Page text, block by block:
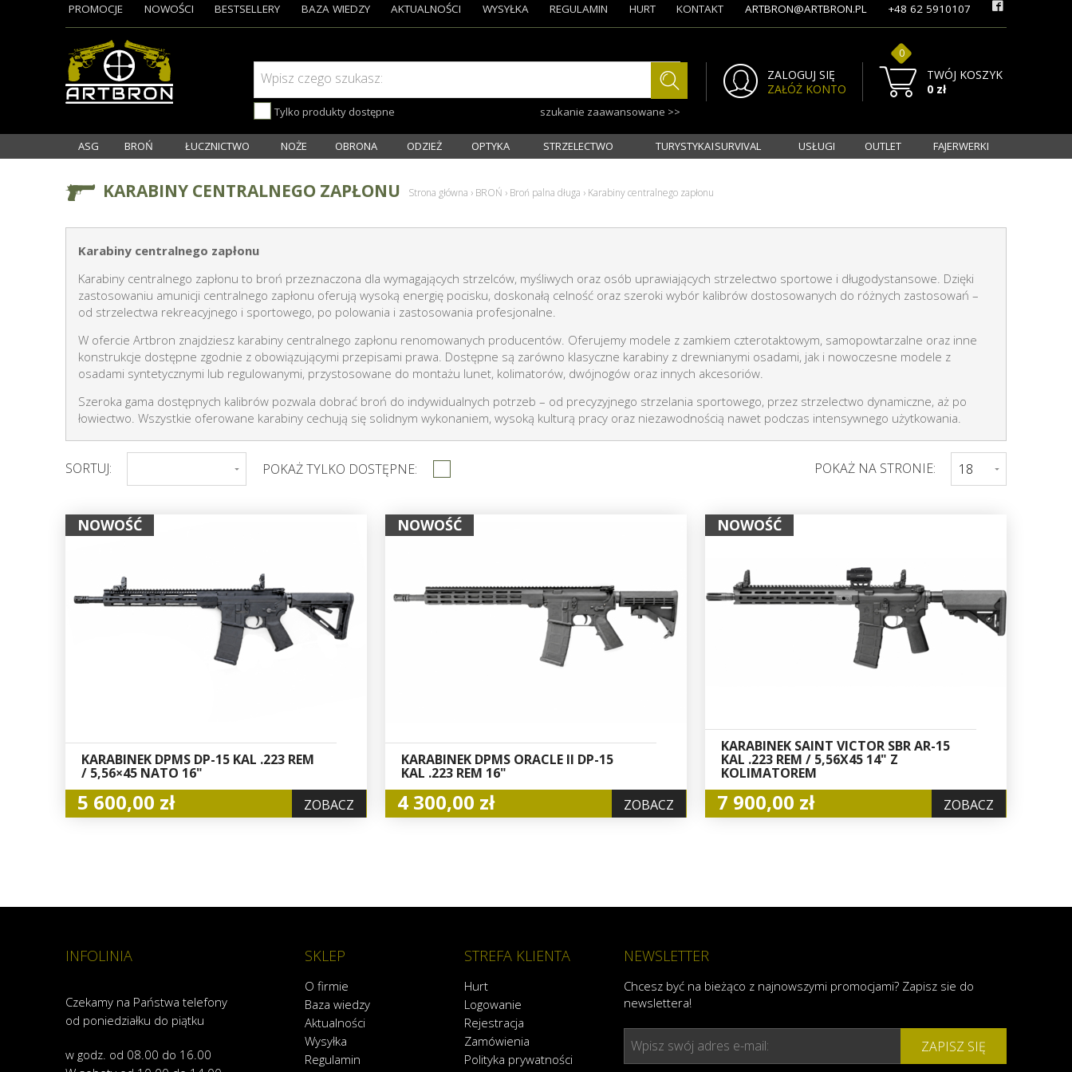
Wpisz czego szukasz:
Tylko produkty dostępne szukanie zaawansowane >>
ZALOGUJ SIĘ
ZAŁÓŻ KONTO
TWÓJ KOSZYK
0
0 zł
PROMOCJE NOWOŚCI BESTSELLERY BAZA WIEDZY AKTUALNOŚCI WYSYŁKA REGULAMIN HURT KONTAKT ARTBRON@ARTBRON.PL +48 62 5910107
ASG BROŃ ŁUCZNICTWO NOŻE OBRONA ODZIEŻ OPTYKA STRZELECTWO TURYSTYKA I SURVIVAL USŁUGI OUTLET FAJERWERKI
KARABINY CENTRALNEGO ZAPŁONU Strona główna › BROŃ › Broń palna długa › Karabiny centralnego zapłonu
Karabiny centralnego zapłonu
Karabiny centralnego zapłonu to broń przeznaczona dla wymagających strzelców, myśliwych oraz osób uprawiających strzelectwo sportowe i długodystansowe. Dzięki
zastosowaniu amunicji centralnego zapłonu oferują wysoką energię pocisku, doskonałą celność oraz szeroki wybór kalibrów dostosowanych do różnych zastosowań –
od strzelectwa rekreacyjnego i sportowego, po polowania i zastosowania profesjonalne.
W ofercie Artbron znajdziesz karabiny centralnego zapłonu renomowanych producentów. Oferujemy modele z zamkiem czterotaktowym, samopowtarzalne oraz inne
konstrukcje dostępne zgodnie z obowiązującymi przepisami prawa. Dostępne są zarówno klasyczne karabiny z drewnianymi osadami, jak i nowoczesne modele z
osadami syntetycznymi lub regulowanymi, przystosowane do montażu lunet, kolimatorów, dwójnogów oraz innych akcesoriów.
Szeroka gama dostępnych kalibrów pozwala dobrać broń do indywidualnych potrzeb – od precyzyjnego strzelania sportowego, przez strzelectwo dynamiczne, aż po
łowiectwo. Wszystkie oferowane karabiny cechują się solidnym wykonaniem, wysoką kulturą pracy oraz niezawodnością nawet podczas intensywnego użytkowania.
SORTUJ: POKAŻ TYLKO DOSTĘPNE: POKAŻ NA STRONIE:
NOWOŚĆ
KARABINEK DPMS DP-15 KAL .223 REM
/ 5,56×45 NATO 16"
5 600,00 zł ZOBACZ
NOWOŚĆ
KARABINEK DPMS ORACLE II DP-15
KAL .223 REM 16"
4 300,00 zł ZOBACZ
NOWOŚĆ
KARABINEK SAINT VICTOR SBR AR-15
KAL .223 REM / 5,56X45 14" Z
KOLIMATOREM
7 900,00 zł ZOBACZ
INFOLINIA
Czekamy na Państwa telefony
od poniedziałku do piątku
w godz. od 08.00 do 16.00
SKLEP
O firmie
Baza wiedzy
Aktualności
Wysyłka
Regulamin
STREFA KLIENTA
Hurt
Logowanie
Rejestracja
Zamówienia
Polityka prywatności
NEWSLETTER
Chcesz być na bieżąco z najnowszymi promocjami? Zapisz sie do
newslettera!
Wpisz swój adres e-mail: ZAPISZ SIĘ